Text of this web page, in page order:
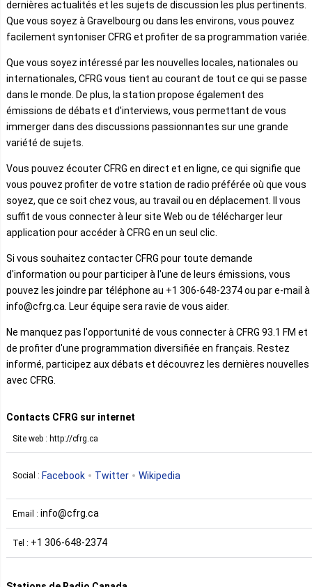
dernières actualités et les sujets de discussion les plus pertinents.
Que vous soyez à Gravelbourg ou dans les environs, vous pouvez
facilement syntoniser CFRG et profiter de sa programmation variée.
Que vous soyez intéressé par les nouvelles locales, nationales ou
internationales, CFRG vous tient au courant de tout ce qui se passe
dans le monde. De plus, la station propose également des
émissions de débats et d'interviews, vous permettant de vous
immerger dans des discussions passionnantes sur une grande
variété de sujets.
Vous pouvez écouter CFRG en direct et en ligne, ce qui signifie que
vous pouvez profiter de votre station de radio préférée où que vous
soyez, que ce soit chez vous, au travail ou en déplacement. Il vous
suffit de vous connecter à leur site Web ou de télécharger leur
application pour accéder à CFRG en un seul clic.
Si vous souhaitez contacter CFRG pour toute demande
d'information ou pour participer à l'une de leurs émissions, vous
pouvez les joindre par téléphone au +1 306-648-2374 ou par e-mail à
info@cfrg.ca. Leur équipe sera ravie de vous aider.
Ne manquez pas l'opportunité de vous connecter à CFRG 93.1 FM et
de profiter d'une programmation diversifiée en français. Restez
informé, participez aux débats et découvrez les dernières nouvelles
avec CFRG.
Contacts CFRG sur internet
Site web : http://cfrg.ca
Social : Facebook Twitter Wikipedia
Email : info@cfrg.ca
Tel : +1 306-648-2374